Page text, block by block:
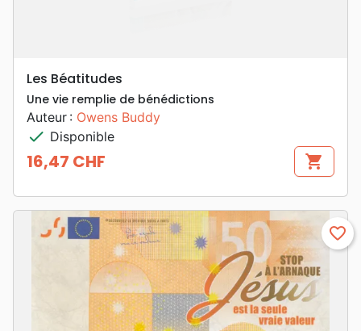
Les Béatitudes
Une vie remplie de bénédictions
Auteur : Owens Buddy
check Disponible
Prix
16,47 CHF shopping_cart
favorite_border